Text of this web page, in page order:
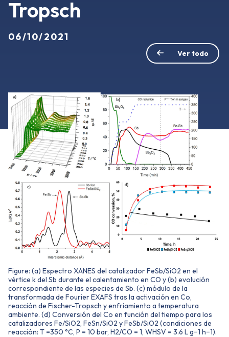
Tropsch
06/10/2021
Ver todo
Figure: (a) Espectro XANES del catalizador FeSb/SiO2 en el
vértice k del Sb durante el calentamiento en CO y (b) evolución
correspondiente de las especies de Sb. (c) módulo de la
transformada de Fourier EXAFS tras la activación en Co,
reacción de Fischer-Tropsch y enfriamiento a temperatura
ambiente. (d) Conversión del Co en función del tiempo para los
catalizadores Fe/SiO2, FeSn/SiO2 y FeSb/SiO2 (condiciones de
reacción: T =350 °C, P = 10 bar, H2/CO = 1, WHSV = 3.6 L g−1 h−1).